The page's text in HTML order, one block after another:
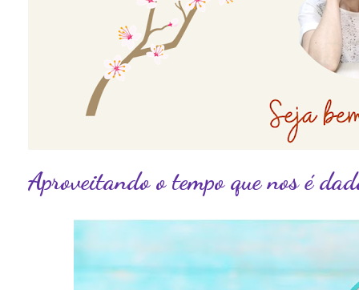
Aproveitando o tempo que nos é